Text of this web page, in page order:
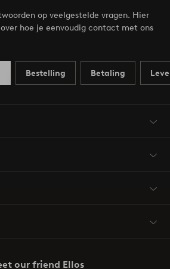
op veelgestelde vragen. Hier
hoe je eenvoudig contact met ons
Bestelling Betaling
our friend Ellos